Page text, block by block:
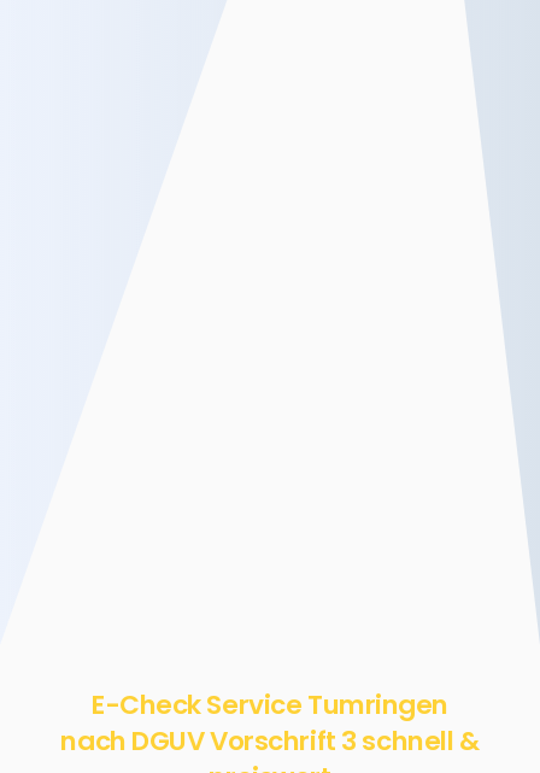
E-Check Service Tumringen
nach DGUV Vorschrift 3 schnell &